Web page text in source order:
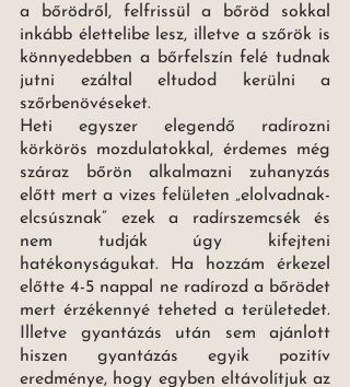
a bőrödről, felfrissül a bőröd sokkal
inkább élettelibe lesz, illetve a szőrök is
könnyedebben a bőrfelszín felé tudnak
jutni ezáltal eltudod kerülni a
szőrbenövéseket.
Heti egyszer elegendő radírozni
körkörös mozdulatokkal, érdemes még
száraz bőrön alkalmazni zuhanyzás
előtt mert a vizes felületen „elolvadnak-
elcsúsznak” ezek a radírszemcsék és
nem tudják úgy kifejteni
hatékonyságukat. Ha hozzám érkezel
előtte 4-5 nappal ne radírozd a bőrödet
mert érzékennyé teheted a területedet.
Illetve gyantázás után sem ajánlott
hiszen gyantázás egyik pozitív
eredménye, hogy egyben eltávolítjuk az